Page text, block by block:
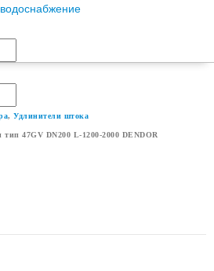
, Удлинители штока
47GV DN200 L-1200-2000 DENDOR